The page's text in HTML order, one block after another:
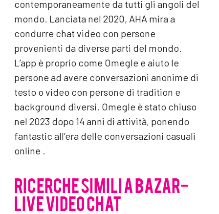
contemporaneamente da tutti gli angoli del
mondo. Lanciata nel 2020, AHA mira a
condurre chat video con persone
provenienti da diverse parti del mondo.
L’app è proprio come Omegle e aiuto le
persone ad avere conversazioni anonime di
testo o video con persone di tradition e
background diversi. Omegle è stato chiuso
nel 2023 dopo 14 anni di attività, ponendo
fantastic all’era delle conversazioni casuali
online .
RICERCHE SIMILI A BAZAR-
LIVE VIDEO CHAT